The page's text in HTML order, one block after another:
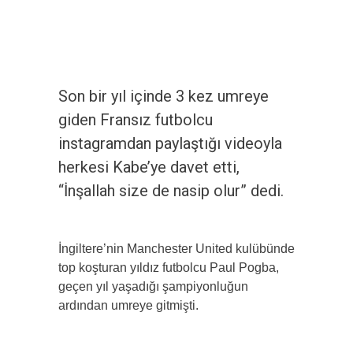
Son bir yıl içinde 3 kez umreye
giden Fransız futbolcu
instagramdan paylaştığı videoyla
herkesi Kabe’ye davet etti,
“İnşallah size de nasip olur” dedi.
İngiltere’nin Manchester United kulübünde
top koşturan yıldız futbolcu Paul Pogba,
geçen yıl yaşadığı şampiyonluğun
ardından umreye gitmişti.